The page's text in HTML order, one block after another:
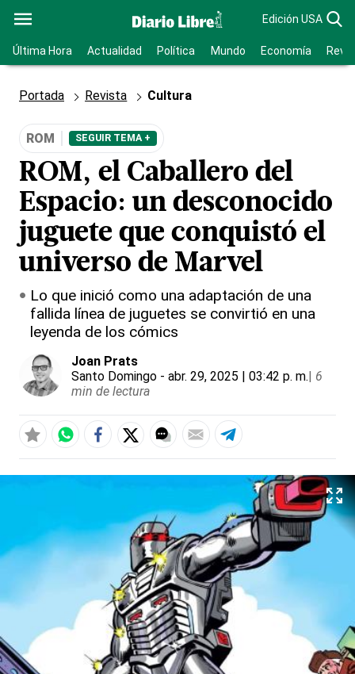
Edición USA
Última Hora Actualidad Política Mundo Economía
Portada Revista Cultura
ROM SEGUIR TEMA +
ROM, el Caballero del
Espacio: un desconocido
juguete que conquistó el
universo de Marvel
Lo que inició como una adaptación de una
fallida línea de juguetes se convirtió en una
leyenda de los cómics
Joan Prats
Santo Domingo - abr. 29, 2025 | 03:42 p. m.| 6
min de lectura